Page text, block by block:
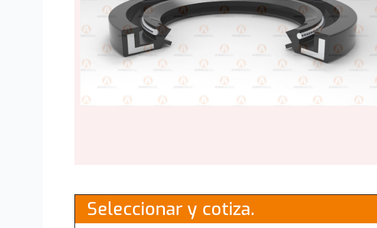
Seleccionar y cotiza.